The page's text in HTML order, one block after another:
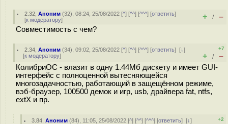
2.32 ,Аноним (32), 08:24, 25/08/2022 [^] [^^] [^^^] [ответить]
[к модератору] + / –
Совместимость с чем?
2.34 ,Аноним (34), 09:02, 25/08/2022 [^] [^^] [^^^] [ответить][↓]
[к модератору]
+7
+ / –
КолибриОС - влазит в одну 1.44Мб дискету и имеет GUI-
интерфейс с полноценной вытесняющейся
многозадачностью, работающий в защещённом режиме,
вэб-браузер, 100500 демок и игр, usb, драйвера fat, ntfs,
extX и пр.
3.84 ,Аноним (84), 11:05, 25/08/2022 [^] [^^] [^^^] [ответить][↓]
+2